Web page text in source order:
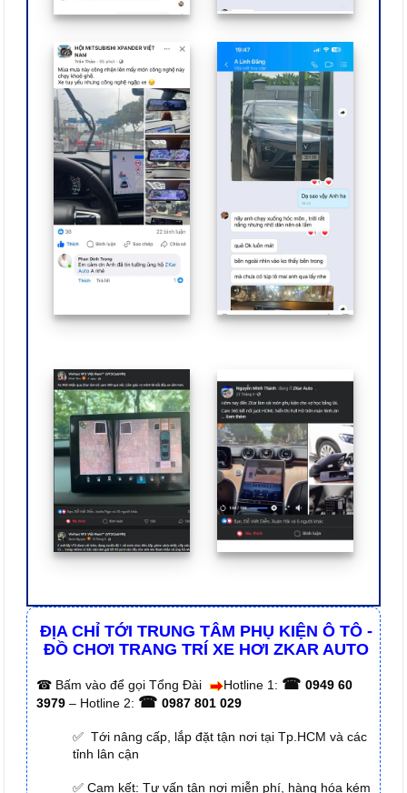
ĐỊA CHỈ TỚI TRUNG TÂM PHỤ KIỆN Ô TÔ -
ĐỒ CHƠI TRANG TRÍ XE HƠI ZKAR AUTO
☎ Bấm vào để gọi Tổng Đài Hotline 1: ☎ 0949 60
3979 – Hotline 2: ☎ 0987 801 029
✅ Tới nâng cấp, lắp đặt tận nơi tại Tp.HCM và các
tỉnh lân cận
✅ Cam kết: Tư vấn tận nơi miễn phí, hàng hóa kém